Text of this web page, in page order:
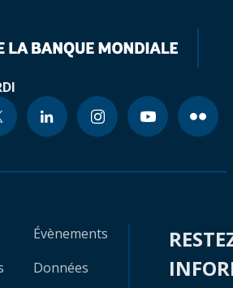
Évènements
Données